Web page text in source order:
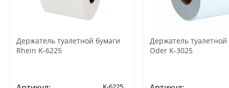
Держатель туалетной бумаги
Rhein K-6225
Держатель туалетной
Oder K-3025